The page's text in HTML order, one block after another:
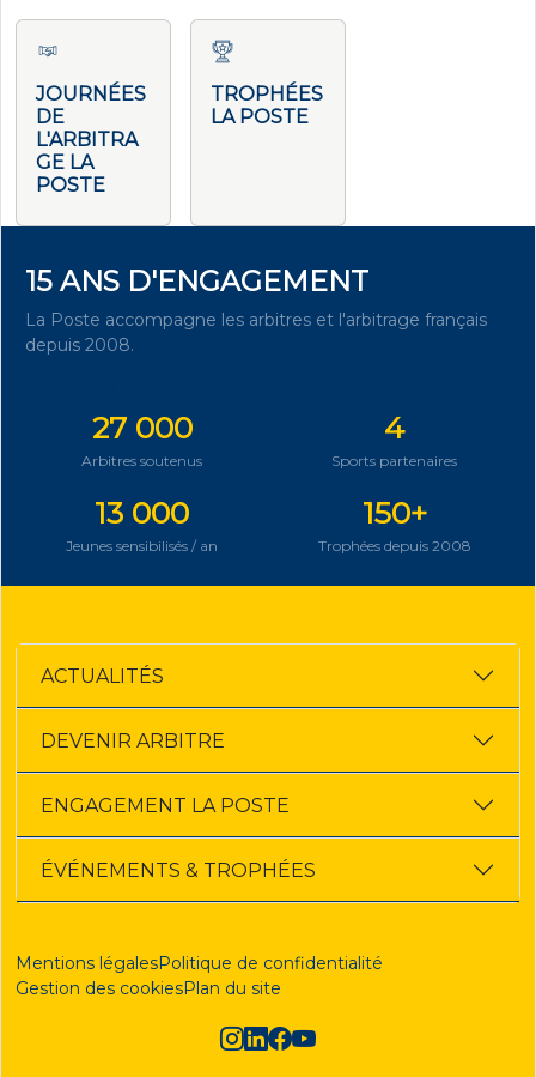
JOURNÉES
DE
L'ARBITRA
GE LA
POSTE
TROPHÉES
LA POSTE
15 ANS D'ENGAGEMENT
La Poste accompagne les arbitres et l'arbitrage français
depuis 2008.
27 000
Arbitres soutenus
4
Sports partenaires
13 000
Jeunes sensibilisés / an
150+
Trophées depuis 2008
ACTUALITÉS
DEVENIR ARBITRE
ENGAGEMENT LA POSTE
ÉVÉNEMENTS & TROPHÉES
Mentions légalesPolitique de confidentialité
Gestion des cookiesPlan du site